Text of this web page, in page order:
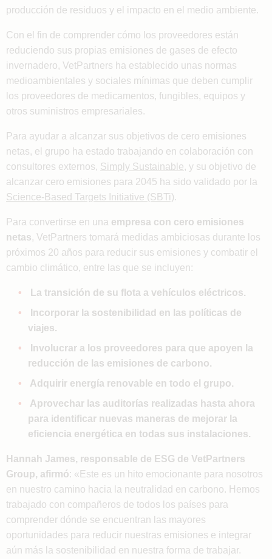
producción de residuos y el impacto en el medio ambiente.
Con el fin de comprender cómo los proveedores están
reduciendo sus propias emisiones de gases de efecto
invernadero, VetPartners ha establecido unas normas
medioambientales y sociales mínimas que deben cumplir
los proveedores de medicamentos, fungibles, equipos y
otros suministros empresariales.
Para ayudar a alcanzar sus objetivos de cero emisiones
netas, el grupo ha estado trabajando en colaboración con
consultores externos, Simply Sustainable, y su objetivo de
alcanzar cero emisiones para 2045 ha sido validado por la
Science-Based Targets Initiative (SBTi).
Para convertirse en una empresa con cero emisiones
netas, VetPartners tomará medidas ambiciosas durante los
próximos 20 años para reducir sus emisiones y combatir el
cambio climático, entre las que se incluyen:
La transición de su flota a vehículos eléctricos.
Incorporar la sostenibilidad en las políticas de
viajes.
Involucrar a los proveedores para que apoyen la
reducción de las emisiones de carbono.
Adquirir energía renovable en todo el grupo.
Aprovechar las auditorías realizadas hasta ahora
para identificar nuevas maneras de mejorar la
eficiencia energética en todas sus instalaciones.
Hannah James, responsable de ESG de VetPartners
Group, afirmó: «Este es un hito emocionante para nosotros
en nuestro camino hacia la neutralidad en carbono. Hemos
trabajado con compañeros de todos los países para
comprender dónde se encuentran las mayores
oportunidades para reducir nuestras emisiones e integrar
aún más la sostenibilidad en nuestra forma de trabajar.